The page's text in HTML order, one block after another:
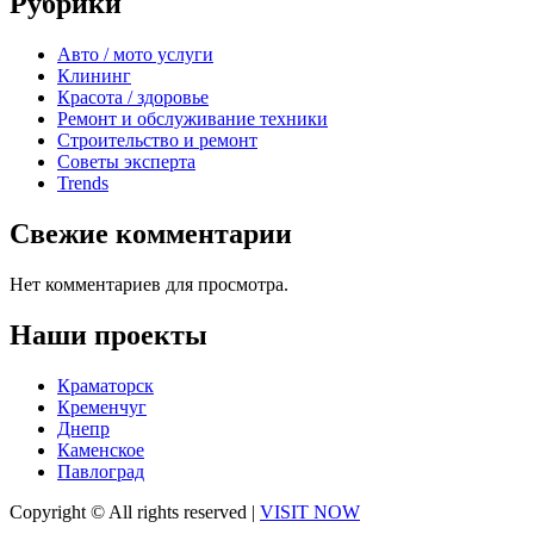
Авто / мото услуги
Клининг
Красота / здоровье
Ремонт и обслуживание техники
Строительство и ремонт
Советы эксперта
Trends
Свежие комментарии
Нет комментариев для просмотра.
Наши проекты
Краматорск
Кременчуг
Днепр
Каменское
Павлоград
Copyright © All rights reserved | VISIT NOW